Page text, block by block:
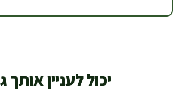
יכול לעניין אותך